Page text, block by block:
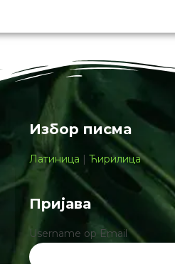
Избор писма
Латиница | Ћирилица
Пријава
Username ор Email